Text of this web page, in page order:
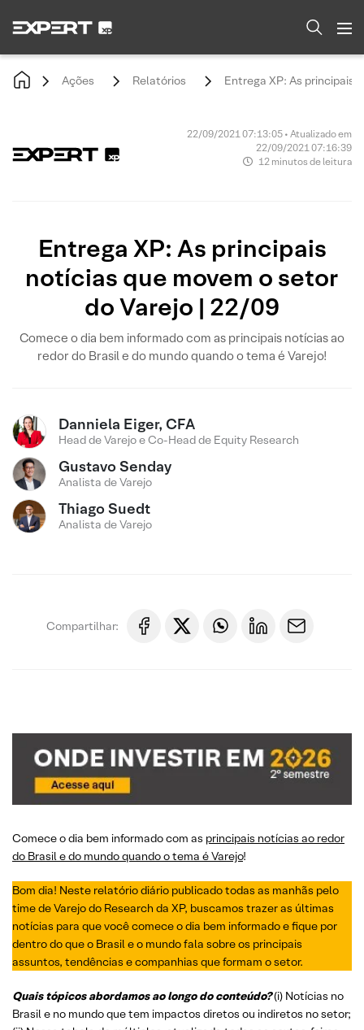
Ações Relatórios Entrega XP: As principais
22/09/2021 07:13:05 • Atualizado em
22/09/2021 07:16:39
12 minutos de leitura
Entrega XP: As principais
notícias que movem o setor
do Varejo | 22/09
Comece o dia bem informado com as principais notícias ao
redor do Brasil e do mundo quando o tema é Varejo!
Danniela Eiger, CFA
Head de Varejo e Co-Head de Equity Research
Gustavo Senday
Analista de Varejo
Thiago Suedt
Analista de Varejo
Compartilhar:
Comece o dia bem informado com as principais notícias ao redor
do Brasil e do mundo quando o tema é Varejo!
Bom dia! Neste relatório diário publicado todas as manhãs pelo
time de Varejo do Research da XP, buscamos trazer as últimas
notícias para que você comece o dia bem informado e fique por
dentro do que o Brasil e o mundo fala sobre os principais
assuntos, tendências e companhias que formam o setor.
Quais tópicos abordamos ao longo do conteúdo?(i) Notícias no
Brasil e no mundo que tem impactos diretos ou indiretos no setor;